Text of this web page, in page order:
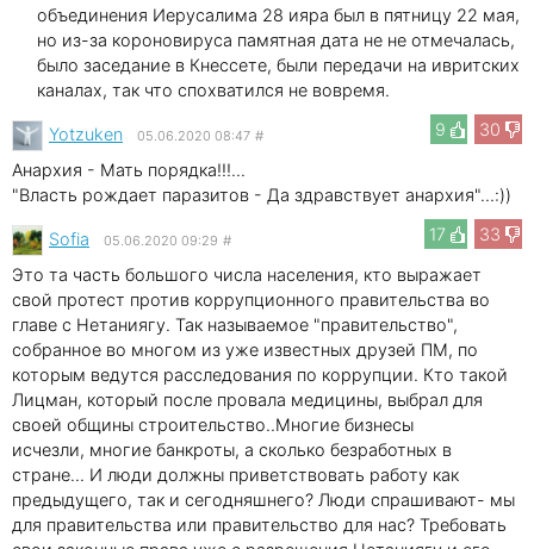
объединения Иерусалима 28 ияра был в пятницу 22 мая,
но из-за короновируса памятная дата не не отмечалась,
было заседание в Кнессете, были передачи на ивритских
каналах, так что спохватился не вовремя.
9
30
Yotzuken 05.06.2020 08:47 #
Анархия - Мать порядка!!!...
"Власть рождает паразитов - Да здравствует анархия"...:))
17
33
Sofia 05.06.2020 09:29 #
Это та часть большого числа населения, кто выражает
свой протест против коррупционного правительства во
главе с Нетаниягу. Так называемое "правительство",
собранное во многом из уже известных друзей ПМ, по
которым ведутся расследования по коррупции. Кто такой
Лицман, который после провала медицины, выбрал для
своей общины строительство..Многие бизнесы
исчезли, многие банкроты, а сколько безработных в
стране... И люди должны приветствовать работу как
предыдущего, так и сегодняшнего? Люди спрашивают- мы
для правительства или правительство для нас? Требовать